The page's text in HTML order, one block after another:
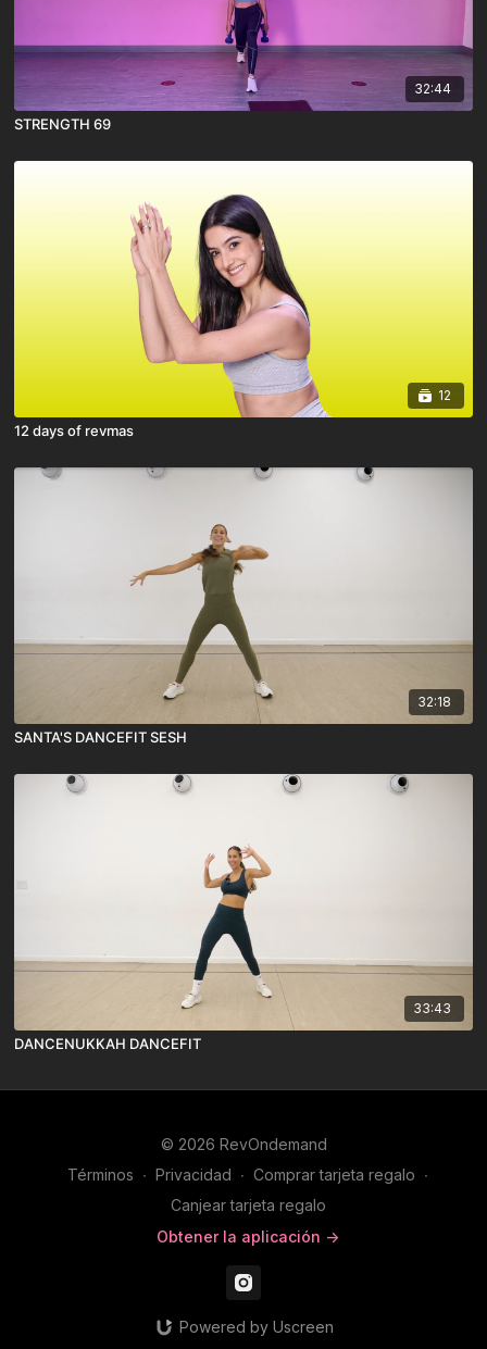
32:44
STRENGTH 69
12
12 days of revmas
32:18
SANTA'S DANCEFIT SESH
33:43
DANCENUKKAH DANCEFIT
© 2026 RevOndemand
Términos ∙ Privacidad ∙ Comprar tarjeta regalo ∙
Canjear tarjeta regalo
Obtener la aplicación ->
Powered by Uscreen